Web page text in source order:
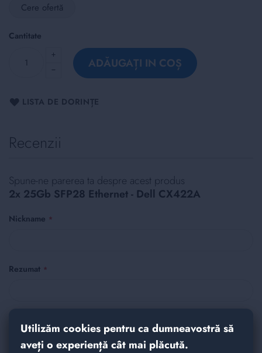
Utilizăm cookies pentru ca dumneavostră să
aveți o experiență cât mai plăcută.
Cere ofertă
Cantitate
ADĂUGAȚI IN COȘ
LISTA DE DORINȚE
Recenzii
Spune-ne parerea ta despre acest produs
2x 25Gb SFP28 Ethernet - Dell CX422A
Nickname
Rezumat